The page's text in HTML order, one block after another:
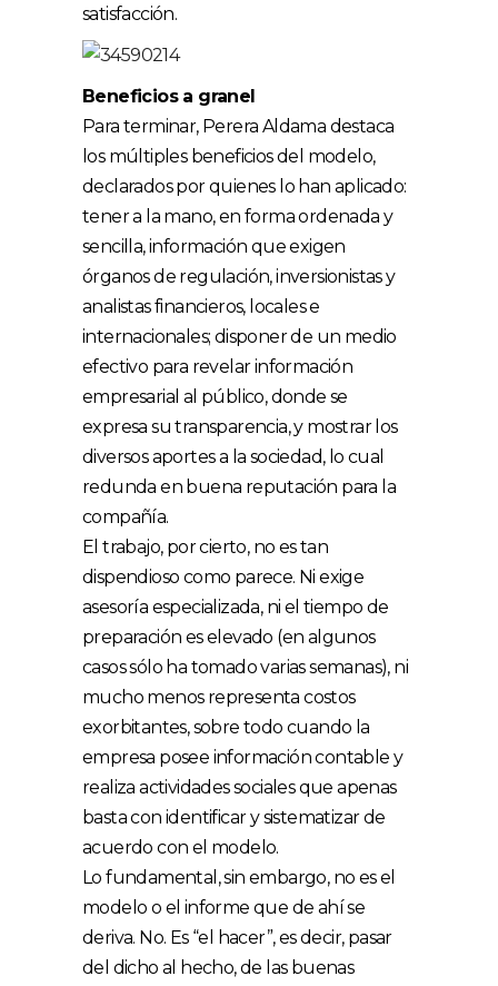
satisfacción.
Beneficios a granel
Para terminar, Perera Aldama destaca
los múltiples beneficios del modelo,
declarados por quienes lo han aplicado:
tener a la mano, en forma ordenada y
sencilla, información que exigen
órganos de regulación, inversionistas y
analistas financieros, locales e
internacionales; disponer de un medio
efectivo para revelar información
empresarial al público, donde se
expresa su transparencia, y mostrar los
diversos aportes a la sociedad, lo cual
redunda en buena reputación para la
compañía.
El trabajo, por cierto, no es tan
dispendioso como parece. Ni exige
asesoría especializada, ni el tiempo de
preparación es elevado (en algunos
casos sólo ha tomado varias semanas), ni
mucho menos representa costos
exorbitantes, sobre todo cuando la
empresa posee información contable y
realiza actividades sociales que apenas
basta con identificar y sistematizar de
acuerdo con el modelo.
Lo fundamental, sin embargo, no es el
modelo o el informe que de ahí se
deriva. No. Es “el hacer”, es decir, pasar
del dicho al hecho, de las buenas